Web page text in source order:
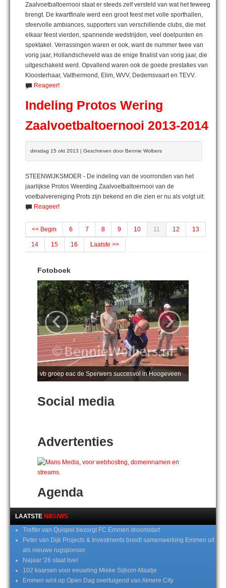
Zaalvoetbaltoernooi staat er steeds zelf versteld van wat het teweeg
brengt. De kwartfinale werd een groot feest met volle sporthallen,
sfeervolle ambiances, supporters van verschillende clubs, die met
elkaar feest vierden, spannende wedstrijden, veel doelpunten en
spektakel. Verrassingen waren er ook, want de nummer twee van
vorig jaar, Hollandscheveld was de enige finalist van vorig jaar, die
uitgeschakeld werd. Opvallend waren ook de goede prestaties van
Kloosterhaar, Valthermond, Elim, WVV, Dedemsvaart en TEVV.
Reageer!
Indeling Protos Wering
Zaalvoetbaltoernooi 2013-2014
dinsdag 15 okt 2013 | Geschreven door Bennie Wolbers
STEENWIJKSMOER - De indeling van de voorronden van het
jaarlijkse Protos Weerding Zaalvoetbaltoernooi van de
voetbalvereniging Prots zijn bekend en die zien er nu als volgt uit:
Reageer!
<< Begin 6 7 8 9 10 11 12 13
14 15 16 Laatste >>
Fotoboek
vb groep eac de Sperwers succesvol in Hoogeveen
‹ ›
Social media
Advertenties
Agenda
LAATSTE NIEUWS
Treffer van Quispel bezorgt FC Emmen droomstart
Peter van Dijk Projects & Investments breidt samenwerking Emmen uit
als nieuwe rugsponsor
Najaar '26 staat live!
102 kaarsen voor eeuwling Mieke Sijbom-Maatje
Emmen wint op Open Dag overtuigend van Almere City